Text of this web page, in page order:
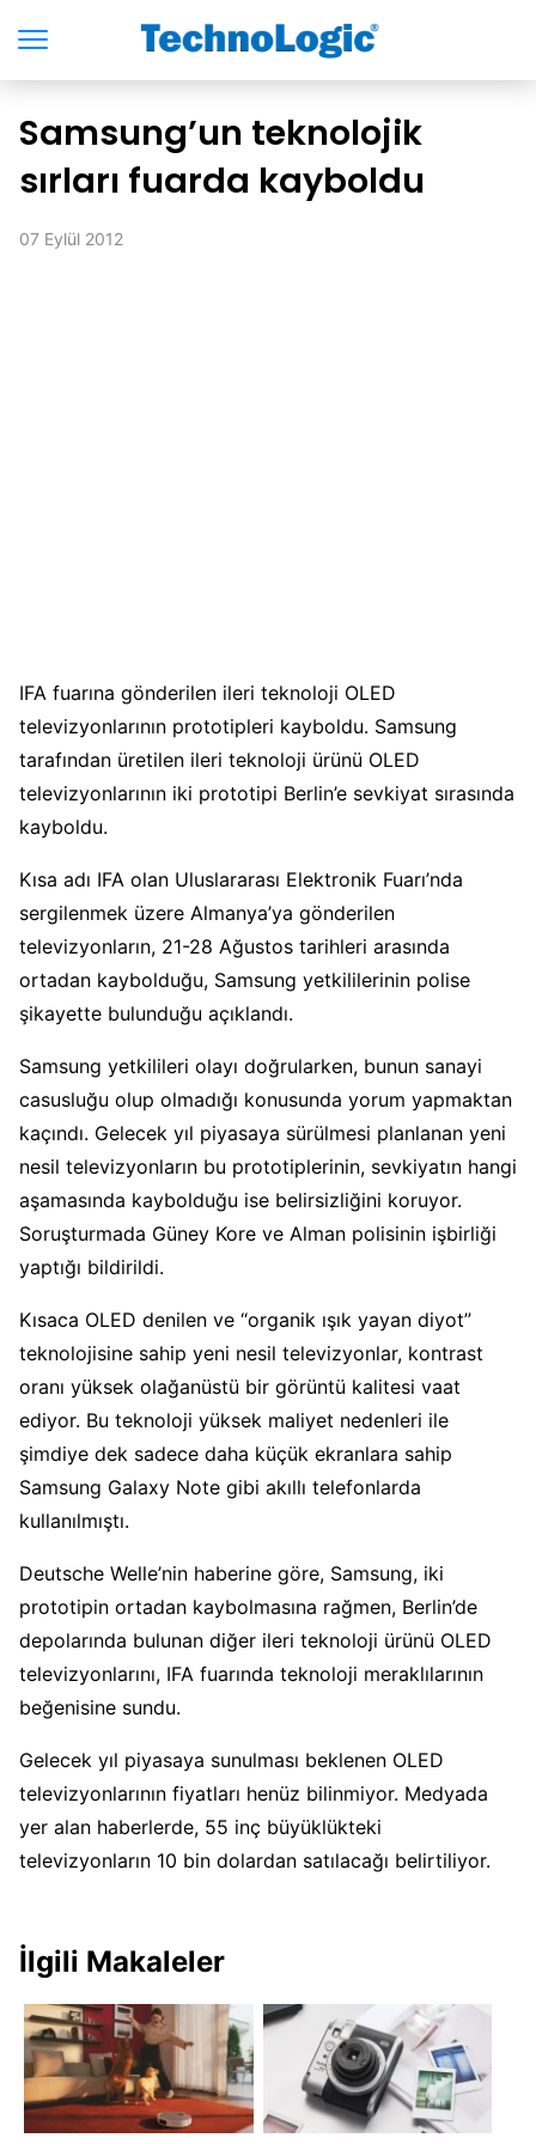
Samsung’un teknolojik
sırları fuarda kayboldu
07 Eylül 2012
IFA fuarına gönderilen ileri teknoloji OLED
televizyonlarının prototipleri kayboldu. Samsung
tarafından üretilen ileri teknoloji ürünü OLED
televizyonlarının iki prototipi Berlin’e sevkiyat sırasında
kayboldu.
Kısa adı IFA olan Uluslararası Elektronik Fuarı’nda
sergilenmek üzere Almanya’ya gönderilen
televizyonların, 21-28 Ağustos tarihleri arasında
ortadan kaybolduğu, Samsung yetkililerinin polise
şikayette bulunduğu açıklandı.
Samsung yetkilileri olayı doğrularken, bunun sanayi
casusluğu olup olmadığı konusunda yorum yapmaktan
kaçındı. Gelecek yıl piyasaya sürülmesi planlanan yeni
nesil televizyonların bu prototiplerinin, sevkiyatın hangi
aşamasında kaybolduğu ise belirsizliğini koruyor.
Soruşturmada Güney Kore ve Alman polisinin işbirliği
yaptığı bildirildi.
Kısaca OLED denilen ve “organik ışık yayan diyot”
teknolojisine sahip yeni nesil televizyonlar, kontrast
oranı yüksek olağanüstü bir görüntü kalitesi vaat
ediyor. Bu teknoloji yüksek maliyet nedenleri ile
şimdiye dek sadece daha küçük ekranlara sahip
Samsung Galaxy Note gibi akıllı telefonlarda
kullanılmıştı.
Deutsche Welle’nin haberine göre, Samsung, iki
prototipin ortadan kaybolmasına rağmen, Berlin’de
depolarında bulunan diğer ileri teknoloji ürünü OLED
televizyonlarını, IFA fuarında teknoloji meraklılarının
beğenisine sundu.
Gelecek yıl piyasaya sunulması beklenen OLED
televizyonlarının fiyatları henüz bilinmiyor. Medyada
yer alan haberlerde, 55 inç büyüklükteki
televizyonların 10 bin dolardan satılacağı belirtiliyor.
İlgili Makaleler